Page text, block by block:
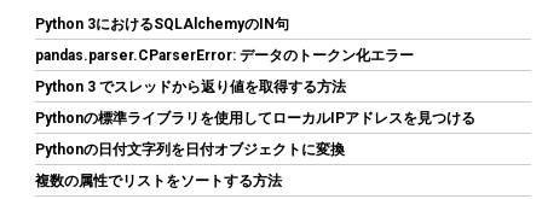
AMD CPU Ryzen 7 9800X3D W/O Cooler 100-100001084WOF
CP1640
Python 3におけるSQLAlchemyのIN句
pandas.parser.CParserError: データのトークン化エラー
Python 3 でスレッドから返り値を取得する方法
Pythonの標準ライブラリを使用してローカルIPアドレスを見つける
Pythonの日付文字列を日付オブジェクトに変換
複数の属性でリストをソートする方法